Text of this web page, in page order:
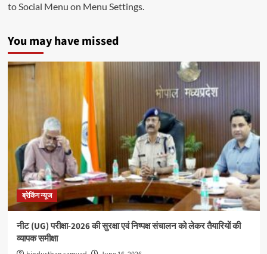
to Social Menu on Menu Settings.
You may have missed
ब्रेकिंग न्यूज
नीट (UG) परीक्षा-2026 की सुरक्षा एवं निष्पक्ष संचालन को लेकर तैयारियों की
व्यापक समीक्षा